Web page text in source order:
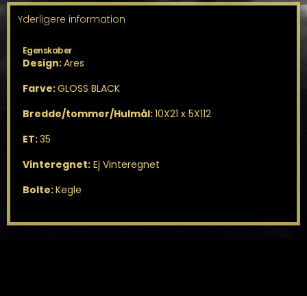
Yderligere information
Egenskaber
Design:Ares
Farve:GLOSS BLACK
Bredde/tommer/Hulmål:10X21 x 5X112
ET:35
Vinteregnet:Ej Vinteregnet
Bolte:Kegle